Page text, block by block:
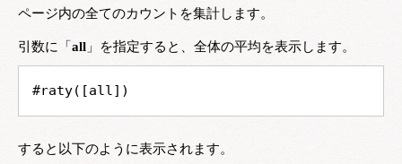
ページ内の全てのカウントを集計します。
引数に「 all 」を指定すると、全体の平均を表示します。
#raty([all])
すると以下のように表示されます。